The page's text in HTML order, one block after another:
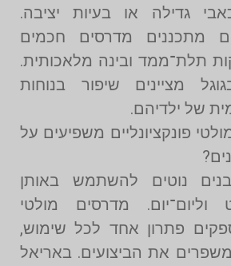
גדילה או בעיות יציבה.
מתכננים מדרסים חכמים
תלת־ממד ובינה מלאכותית.
מציינים שיפור בנוחות
של ילדיהם.
פונקציונליים משפיעים על
נוטים להשתמש באותן
וליום־יום. מדרסים מולטי
פתרון אחד לכל שימוש,
את הביצועים. באריאל